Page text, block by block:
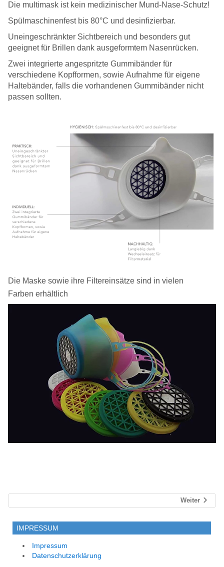
Die multimask ist kein medizinischer Mund-Nase-Schutz!
Spülmaschinenfest bis 80°C und desinfizierbar.
Uneingeschränkter Sichtbereich und besonders gut
geeignet für Brillen dank ausgeformtem Nasenrücken.
Zwei integrierte angespritzte Gummibänder für
verschiedene Kopfformen, sowie Aufnahme für eigene
Haltebänder, falls die vorhandenen Gummibänder nicht
passen sollten.
Die Maske sowie ihre Filtereinsätze sind in vielen
Farben erhältlich
Weiter
IMPRESSUM
Impressum
Datenschutzerklärung